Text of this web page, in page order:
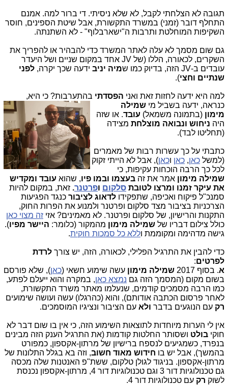
תגובה לא הצלחתי לקבל, לא שלא ניסיתי. די ברור למה. אמנם
התחלף דובר (זמני) במשרד התקשורת, אבל שיטת הספינים, חוסר
השקיפות המוחלטת ותרבות ה"ישארבלוף" - לא השתנתה.
גם שום מסמך לא עלה לאתר המשרד כדי להבהיר או להפריך את
השקרים, לכאורה, הללו (של JV אחד במקום שניים ושל היעדר
עובדים ב-JV הזה, בדיוק כמו ש
מיה יניב ידעה שכך יקרה, לפני
שנתיים וחצי).
למה היא ידעה לחזות זאת ואני הפסדתי בהתערבות? כי היא,
כנראה, ידעה בשביל מי שמילה
מימון (בתמונה משמאל) עובד. או שזה
היה ניחוש ונבואה מוצלחת מצידה
(תחליטו לבד).
כתבתי על כך עשרות רבות של מאמרים
(למשל כאן, כאן וכאן), אבל לא הייתי זקוק
לכל כך הרבה הוכחות עקיפות, כי
שמילה מימון אמר את זה בעצמו ובמו פיו, שהוא עובד ומקדיש
את עיקר זמנו ומרצו לטובת סלקום ופרטנר. זאת, במקום להיות
סמנכ"ל פיקוח ואכיפה, שתפקידו לדאוג לציבור כנגד הפגיעות
הצרכניות בציבור מצד סלקום ופרטנר ולמנוע את הפרות החוק,
התקנות והרישיון, של סלקום ופרטנר. לא מאמינים? אזי זה מצוי כאן
כולל צילום דבריו של שמילה מימון מהמקור (כלומר: היישר מפיו).
גישה מדהימה ומקוממת וללא כל סמכות חוקית.
כדי להבין את התרגיל הפלילי, לכאורה, הזה, יש צורך לרדת
לפרטים:
א. בסוף 2017 שמילה מימון עשה שימוע חשאי (כאן), שלא פורסם
בשום מקום (המסמך הזה גם נמצא כאן, במקרה והוא ייעלם לפתע,
כמו הרבה מסמכים קודמים, שנעלמו מאתר משרד התקשורת,
לאחר פרסום הכתבה אודותם), והוא (כהרגלו) עשה ועושה שימועים
רק עם הנוגעים בדבר ולא עם הציבור ונציגיו המוסמכים.
אין לי הערות מיוחדות לתוצאות השימוע הזה, כי אין בו שום דבר לא
חוקי בולט ושסותר החלטות קודמות (את התרגיל הענק הזה מבינים
בנפרד, כשמגיעים לנספח ברישיון של מרתון-אקספון, כמפורט
בהמשך), אבל יש בו חידוש מאוד חשוב, וזה בא בגלל התלונות של
מרתון-אקספון. בניגוד לגולן טלקום, ששת"פ האנטנות שלה מכסה
גם טכנולוגיות דור 3 וגם טכנולוגיות דור 4, מרתון-אקספון נכנסת
לשוק רק עם טכנולוגיות דור 4.